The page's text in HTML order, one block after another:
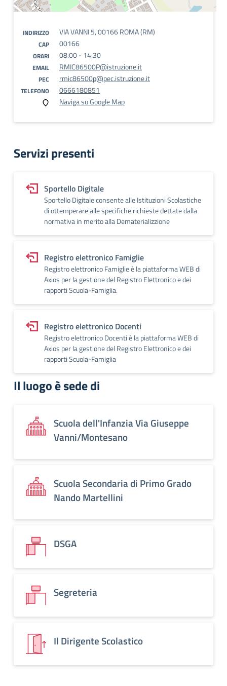
INDIRIZZO VIA VANNI 5, 00166 ROMA (RM)
CAP 00166
ORARI 08:00 - 14:30
EMAIL RMIC86500P@istruzione.it
PEC rmic86500p@pec.istruzione.it
TELEFONO
0666180851
Naviga su Google Map
Servizi presenti
Sportello Digitale
Sportello Digitale consente alle Istituzioni Scolastiche
di ottemperare alle specifiche richieste dettate dalla
normativa in merito alla Dematerializzione
Registro elettronico Famiglie
Registro elettronico Famiglie è la piattaforma WEB di
Axios per la gestione del Registro Elettronico e dei
rapporti Scuola-Famiglia.
Registro elettronico Docenti
Registro elettronico Docenti è la piattaforma WEB di
Axios per la gestione del Registro Elettronico e dei
rapporti Scuola-Famiglia
Il luogo è sede di
Scuola dell'Infanzia Via Giuseppe
Vanni/Montesano
Scuola Secondaria di Primo Grado
Nando Martellini
DSGA
Segreteria
Il Dirigente Scolastico